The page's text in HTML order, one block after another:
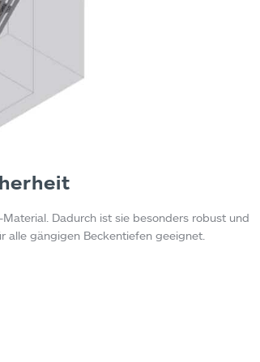
Dadurch ist sie besonders robust und
alle gängigen Beckentiefen geeignet.